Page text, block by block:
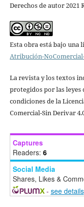
Derechos de autor 2021
Esta obra está bajo una
Atribución-
La revista y los textos
protegidos por las
condiciones de la
Comercial-Sin Derivar
Captures
Readers: 6
Social Media
Shares, Likes &
- see details